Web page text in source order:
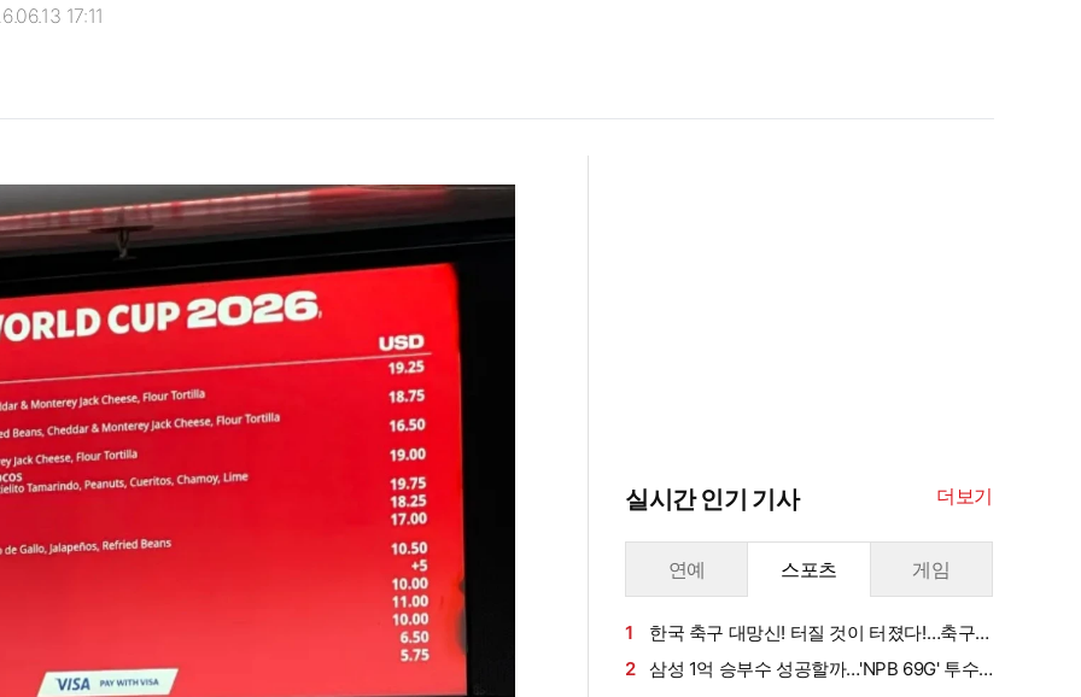
17:11
실시간 인기 기사 더보기
연예 스포츠 게임
1
한국 축구 대망신! 터질 것이 터졌다!…축구협
회 심판 성접대 사건, 축구종가 英 상륙→"나도
2
삼성 1억 승부수 성공할까…'NPB 69G' 투수